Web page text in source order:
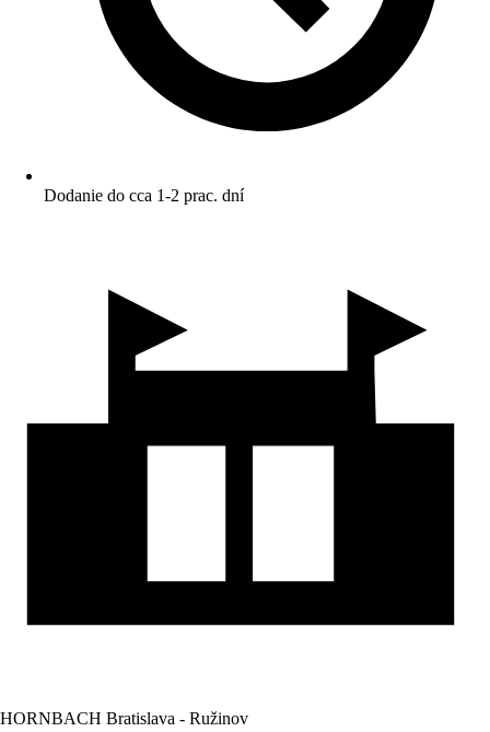
Dodanie do cca 1-2 prac. dní
HORNBACH Bratislava - Ružinov